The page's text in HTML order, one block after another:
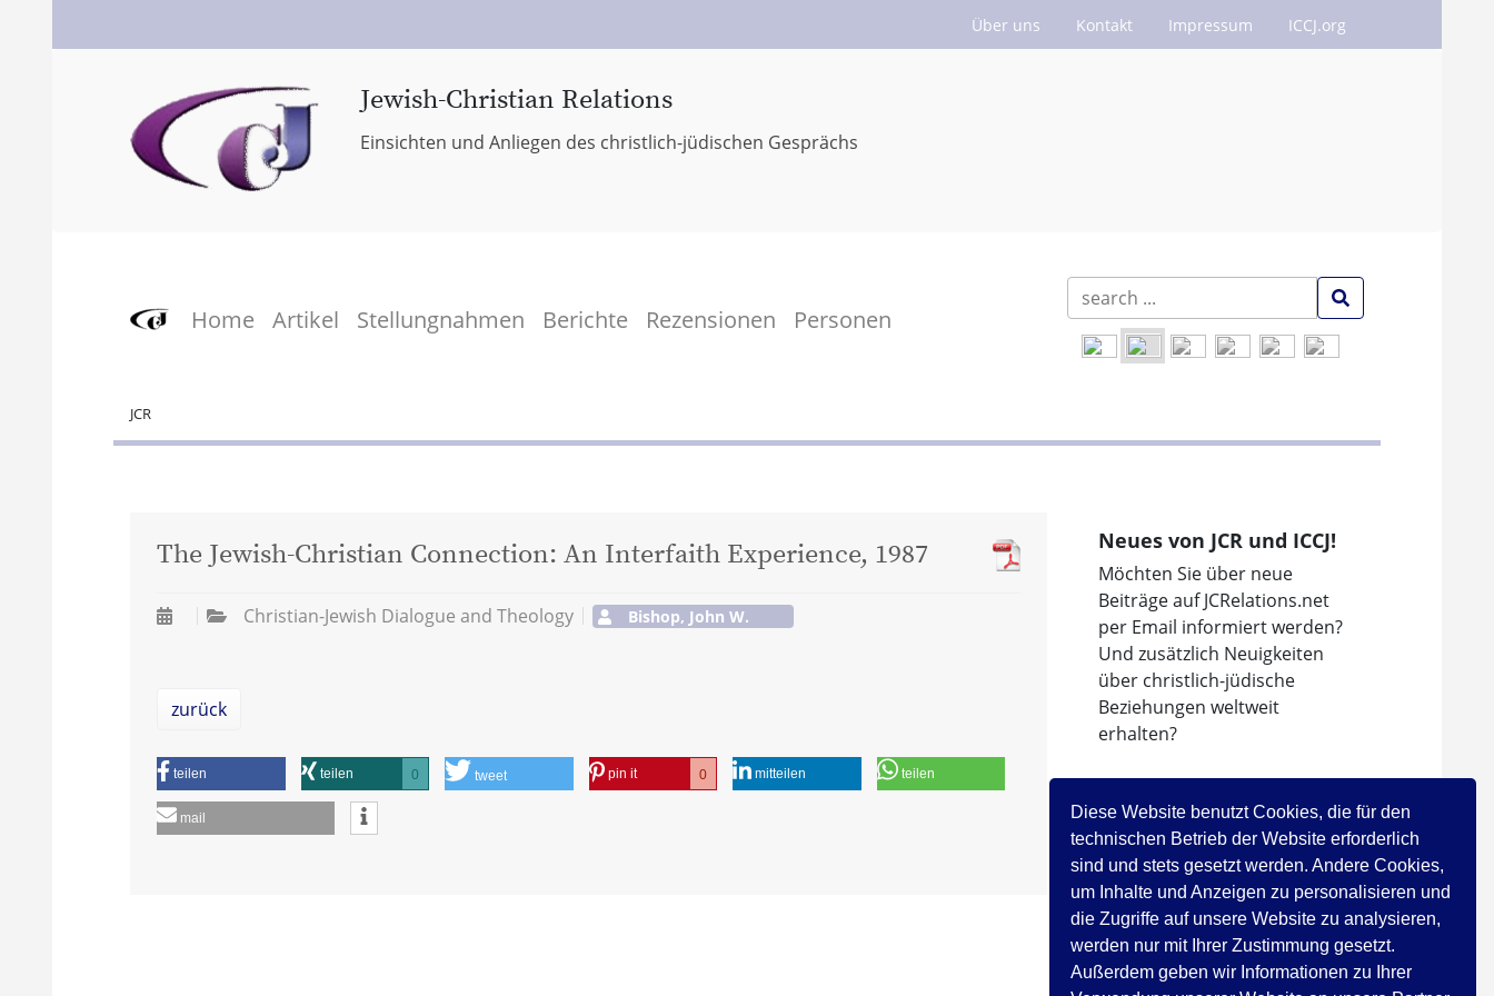
Diese Website benutzt Cookies, die für den
technischen Betrieb der Website erforderlich
sind und stets gesetzt werden. Andere Cookies,
um Inhalte und Anzeigen zu personalisieren und
die Zugriffe auf unsere Website zu analysieren,
werden nur mit Ihrer Zustimmung gesetzt.
Außerdem geben wir Informationen zu Ihrer
Über uns Kontakt Impressum ICCJ.org
Jewish-Christian Relations
Einsichten und Anliegen des christlich-jüdischen Gesprächs
Home Artikel Stellungnahmen Berichte Rezensionen Personen
JCR
Neues von JCR und ICCJ!
Möchten Sie über neue
Beiträge auf JCRelations.net
per Email informiert werden?
Und zusätzlich Neuigkeiten
über christlich-jüdische
Beziehungen weltweit
erhalten?
Dann abonnieren Sie den
Newsletter des
Internationalen Rates der
Christen und Juden!
Jetzt registrieren!
The Jewish-Christian Connection: An Interfaith Experience, 1987
Christian-Jewish Dialogue and Theology Bishop, John W.
zurück
teilen teilen 0 tweet pin it 0 mitteilen teilen
mail